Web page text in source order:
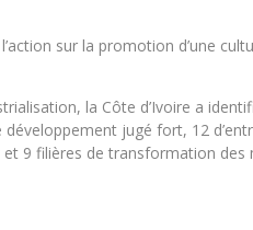
sur la promotion d’une
la Côte d’Ivoire a
jugé fort, 12
et 9 filières de transformation